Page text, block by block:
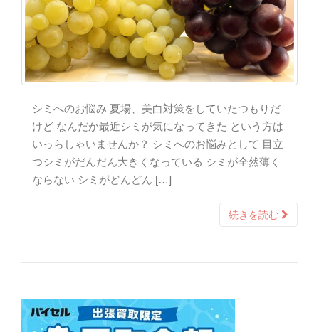
シミへのお悩み 夏場、美白対策をしていたつもりだ
けど なんだか最近シミが気になってきた という方は
いっらしゃいませんか？ シミへのお悩みとして 目立
つシミがだんだん大きくなっている シミが全然薄く
ならない シミがどんどん […]
続きを読む